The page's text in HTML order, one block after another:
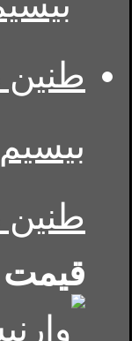
طنین GP-23
قیمت